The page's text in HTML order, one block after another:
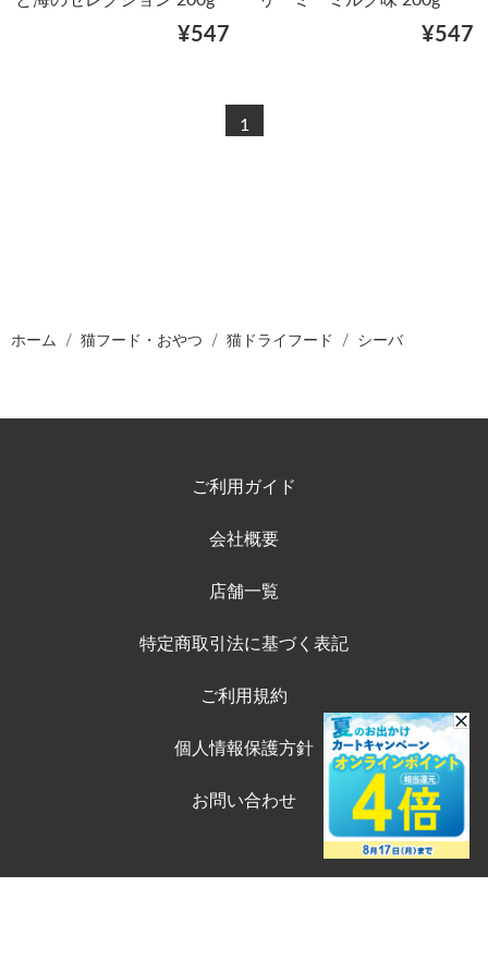
¥547 ¥547
1
ホーム 猫フード・おやつ 猫ドライフード シーバ
ご利用ガイド
会社概要
店舗一覧
特定商取引法に基づく表記
ご利用規約
個人情報保護方針
お問い合わせ